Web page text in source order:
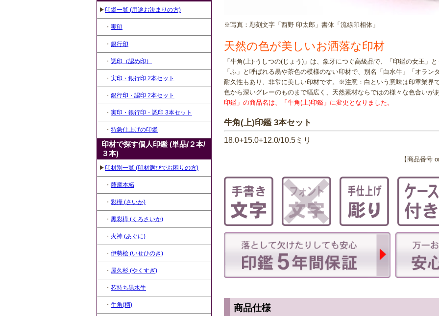
▶印鑑一覧 (用途お決まりの方)
・ 実印
・ 銀行印
・ 認印（認め印）
・ 実印・銀行印 2本セット
・ 銀行印・認印 2本セット
・ 実印・銀行印・認印 3本セット
・ 特急仕上げの印鑑
印材で探す個人印鑑 (単品/２本/
３本)
▶印材別一覧 (印材選びでお困りの方)
・ 薩摩本柘
・ 彩樺 (さいか)
・ 黒彩樺 (くろさいか)
・ 火神 (あぐに)
・ 伊勢桧 (いせひのき)
・ 屋久杉 (やくすぎ)
・ 芯持ち黒水牛
・ 牛角(柄)
※写真：彫刻文字「西野 印太郎」書体「流線印相体」
天然の色が美しいお洒落な印材
「牛角(上)-うしつの(じょう)」は、象牙につぐ高級品で、「印鑑の女王」
「ふ」と呼ばれる黒や茶色の模様のない印材で、別名「白水牛」「オラ
耐久性もあり、非常に美しい印材です。※注意：白という意味は印章業界
色から深いグレーのものまで幅広く、天然素材ならではの様々な色合いが
印鑑」の商品名は、「牛角(上)印鑑」に変更となりました。
牛角(上)印鑑 3本セット
18.0+15.0+12.0/10.5ミリ
【商品番号
商品仕様